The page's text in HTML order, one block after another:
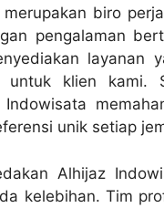
biro
pengalaman
layanan
untuk klien kami.
unik setiap
Alhijaz
kelebihan. Tim